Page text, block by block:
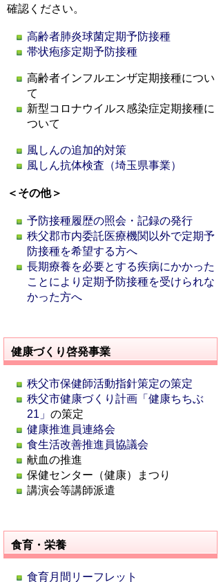
確認ください。
高齢者肺炎球菌定期予防接種
帯状疱疹定期予防接種
高齢者インフルエンザ定期接種につい
て
新型コロナウイルス感染症定期接種に
ついて
風しんの追加的対策
風しん抗体検査（埼玉県事業）
＜その他＞
予防接種履歴の照会・記録の発行
秩父郡市内委託医療機関以外で定期予
防接種を希望する方へ
長期療養を必要とする疾病にかかった
ことにより定期予防接種を受けられな
かった方へ
健康づくり啓発事業
秩父市保健師活動指針策定の策定
秩父市健康づくり計画「健康ちちぶ
21」 の策定
健康推進員連絡会
食生活改善推進員協議会
献血の推進
保健センター（健康）まつり
講演会等講師派遣
食育・栄養
食育月間リーフレット